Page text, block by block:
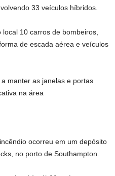
33 veículos híbridos.
10 carros de bombeiros,
de escada aérea e veículos
manter as janelas e portas
na área
ocorreu em um depósito
no porto de Southampton.